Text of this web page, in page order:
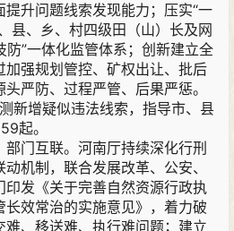
升问题线索发现能力；压实“一
县、乡、村四级田（山）长及网
防”一体化监管体系；创新建立全
强规划管控、矿权出让、批后
严防、过程严管、后果严惩。
新增疑似违法线索，指导市、县
起。
门互联。河南厅持续深化行刑
机制，联合发展改革、公安、
印发《关于完善自然资源行政执
效常治的实施意见》，着力破
、移送难、执行难问题；建立